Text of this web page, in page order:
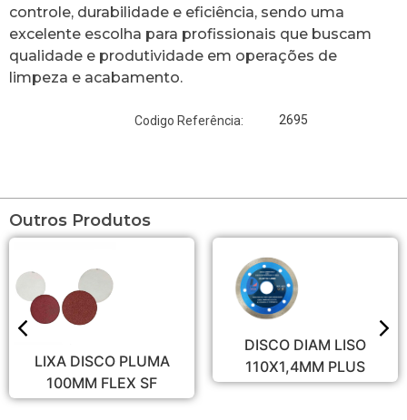
controle, durabilidade e eficiência, sendo uma
excelente escolha para profissionais que buscam
qualidade e produtividade em operações de
limpeza e acabamento.
Codigo Referência: 2695
Outros Produtos
DISCO DIAM LISO
110X1,4MM PLUS
DISCO
PARA